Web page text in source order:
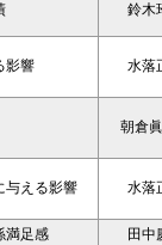
鈴木
影響 水落
朝倉
与える影響 水落
満足感
田中